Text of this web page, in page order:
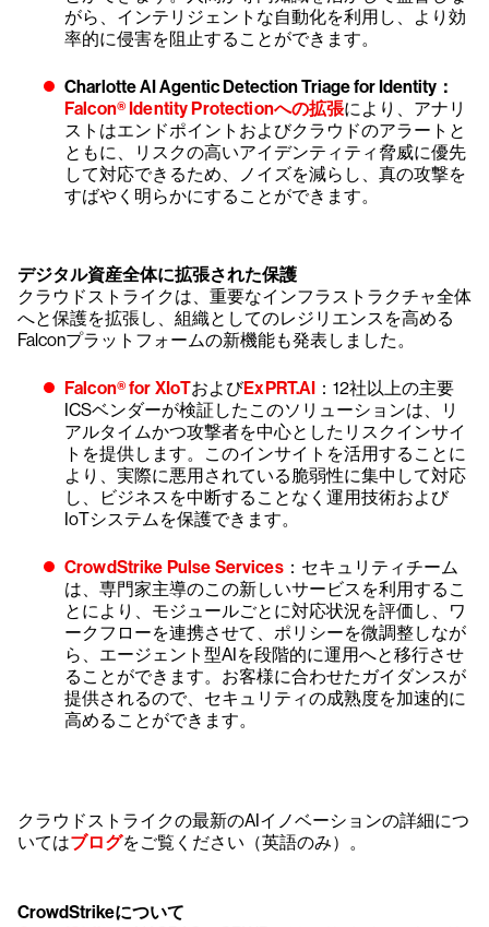
がら、インテリジェントな自動化を利用し、より効
率的に侵害を阻止することができます。
Charlotte AI Agentic Detection Triage for Identity：
Falcon® Identity Protectionへの拡張により、アナリ
ストはエンドポイントおよびクラウドのアラートと
ともに、リスクの高いアイデンティティ脅威に優先
して対応できるため、ノイズを減らし、真の攻撃を
すばやく明らかにすることができます。
デジタル資産全体に拡張された保護
クラウドストライクは、重要なインフラストラクチャ全体
へと保護を拡張し、組織としてのレジリエンスを高める
Falconプラットフォームの新機能も発表しました。
Falcon® for XIoTおよびExPRT.AI ：12社以上の主要
ICSベンダーが検証したこのソリューションは、リ
アルタイムかつ攻撃者を中心としたリスクインサイ
トを提供します。このインサイトを活用することに
より、実際に悪用されている脆弱性に集中して対応
し、ビジネスを中断することなく運用技術および
IoTシステムを保護できます。
CrowdStrike Pulse Services：セキュリティチーム
は、専門家主導のこの新しいサービスを利用するこ
とにより、モジュールごとに対応状況を評価し、ワ
ークフローを連携させて、ポリシーを微調整しなが
ら、エージェント型AIを段階的に運用へと移行させ
ることができます。お客様に合わせたガイダンスが
提供されるので、セキュリティの成熟度を加速的に
高めることができます。
クラウドストライクの最新のAIイノベーションの詳細につ
いてはブログをご覧ください（英語のみ）。
CrowdStrikeについて